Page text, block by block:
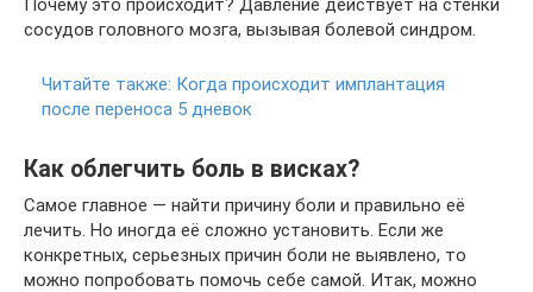
Почему это происходит? Давление действует на стенки
сосудов головного мозга, вызывая болевой синдром.
Читайте также: Когда происходит имплантация
после переноса 5 дневок
Как облегчить боль в висках?
Самое главное — найти причину боли и правильно её
лечить. Но иногда её сложно установить. Если же
конкретных, серьезных причин боли не выявлено, то
можно попробовать помочь себе самой. Итак, можно